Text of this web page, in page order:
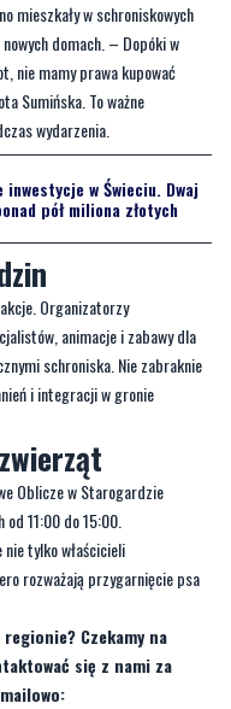
mieszkały w schroniskowych
domach. – Dopóki w
nie mamy prawa kupować
Sumińska. To ważne
wydarzenia.
inwestycje w Świeciu. Dwaj
pół miliona złotych
Organizatorzy
animacje i zabawy dla
schroniska. Nie zabraknie
i integracji w gronie
Oblicze w Starogardzie
11:00 do 15:00.
tylko właścicieli
rozważają przygarnięcie psa
Czekamy na
się z nami za